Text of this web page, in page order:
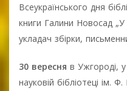
Всеукраїнського дня
книги Галини Новосад „У
укладач збірки,
30 вересня в Ужгороді, у
науковій бібліотеці ім.